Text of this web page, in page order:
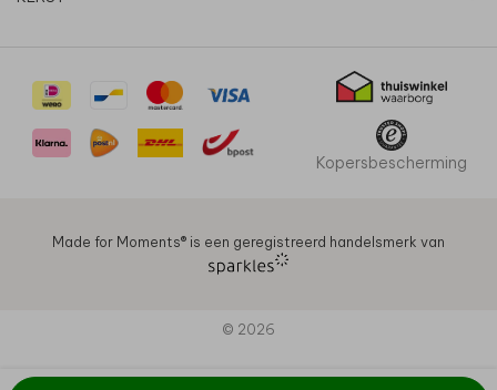
Kopersbescherming
Made for Moments®️ is een geregistreerd handelsmerk van
© 2026